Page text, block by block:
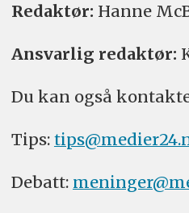
Redaktør: Hanne
Ansvarlig redaktør:
Du kan også
Tips:
Debatt: